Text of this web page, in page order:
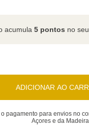
acumula5 pontos no
ADICIONAR AO
pagamento para envios no
Açores e da